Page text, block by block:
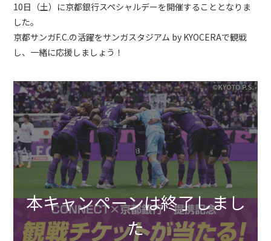
10日（土）に京都銀行スペシャルデーを開催することとなりま
した。
京都サンガF.C.の活躍をサンガスタジアム by KYOCERAで観戦
し、一緒に応援しましょう！